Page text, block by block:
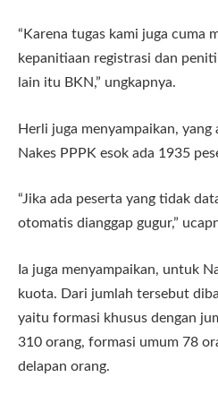
“Karena tugas kami juga cuma
kepanitiaan registrasi dan
lain itu BKN,” ungkapnya.
Herli juga menyampaikan,
Nakes PPPK esok ada 1935
“Jika ada peserta yang tidak
otomatis dianggap gugur,”
Ia juga menyampaikan, untuk
kuota. Dari jumlah tersebut
yaitu formasi khusus dengan
310 orang, formasi umum 78
delapan orang.